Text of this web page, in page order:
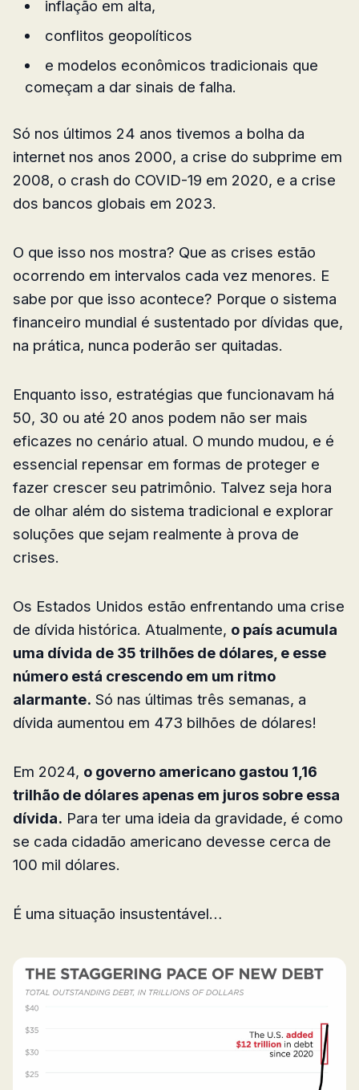
inflação em alta,
conflitos geopolíticos
e modelos econômicos tradicionais que
começam a dar sinais de falha.
Só nos últimos 24 anos tivemos a bolha da
internet nos anos 2000, a crise do subprime em
2008, o crash do COVID-19 em 2020, e a crise
dos bancos globais em 2023.
O que isso nos mostra? Que as crises estão
ocorrendo em intervalos cada vez menores. E
sabe por que isso acontece? Porque o sistema
financeiro mundial é sustentado por dívidas que,
na prática, nunca poderão ser quitadas.
Enquanto isso, estratégias que funcionavam há
50, 30 ou até 20 anos podem não ser mais
eficazes no cenário atual. O mundo mudou, e é
essencial repensar em formas de proteger e
fazer crescer seu patrimônio. Talvez seja hora
de olhar além do sistema tradicional e explorar
soluções que sejam realmente à prova de
crises.
Os Estados Unidos estão enfrentando uma crise
de dívida histórica. Atualmente, o país acumula
uma dívida de 35 trilhões de dólares, e esse
número está crescendo em um ritmo
alarmante. Só nas últimas três semanas, a
dívida aumentou em 473 bilhões de dólares!
Em 2024, o governo americano gastou 1,16
trilhão de dólares apenas em juros sobre essa
dívida. Para ter uma ideia da gravidade, é como
se cada cidadão americano devesse cerca de
100 mil dólares.
É uma situação insustentável…